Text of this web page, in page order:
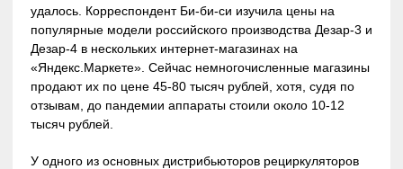
удалось. Корреспондент Би-би-си изучила цены на
популярные модели российского производства Дезар-3 и
Дезар-4 в нескольких интернет-магазинах на
«Яндекс.Маркете». Сейчас немногочисленные магазины
продают их по цене 45-80 тысяч рублей, хотя, судя по
отзывам, до пандемии аппараты стоили около 10-12
тысяч рублей.
У одного из основных дистрибьюторов рециркуляторов